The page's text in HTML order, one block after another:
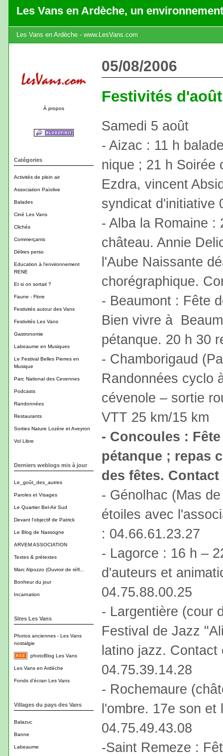
Les Vans en Ardèche, un
Les Vans en Ardèche - www.LesVans.com
À propos
Catégories
Activités de plein air
Association Païolive
Balades
Ciné Les Vans
Clichés
Commerçants
Délires perso
Education à l'environnement
RENE
Et si on sortait ?
Faune - Flore
Festivités autour des Vans
Festivités Les Vans
Gastronomie
Labeaume en Musiques
Le Festival Belles Pierres en
Musique
Parc National des Cevennes
Podcasts
Randonnées
Restaurants
Sorties Nature Lozère et Aveyron
Vol Libre
Derniers weblogs mis à jour
Le_goût_des_autres
Paroles et Visages
Le Quartier Bel-Air Sud
Devant l'objectif de Patrick
Le Blog de Nassogne
ARVEM ASSOCIATION
Textes & prétextes
Marc Alpozzo (Ouvroir de réfl...
Bonheur du jour
Incarnation
Sites Les Vans
Photos anciennes - Les Vans
nostalgie
photoBlog Les Vans
Les Vans en Ardèche
Fonds d'écran Les Vans
Villages du pays des Vans
Balazuc
Banne
Labeaume
05/08/2006
Festivités
Samedi 5 août
- Aizac : 11 h
nique ; 21 h Soirée
Ezdra, vincent
syndicat d'initiative
- Alba la Romaine :
château. Annie
l'Aube Naissante
chorégraphique.
- Beaumont : Fête
Bien vivre à
pétanque. 20 h 30
- Chamborigaud
Randonnées cyclo
cévenole – sortie
VTT 25 km/15 km
- Concoules :
pétanque ; repas
des fêtes. Contact
- Génolhac (Mas
étoiles avec
: 04.66.61.23.27
- Lagorce : 16 h –
d'auteurs et
04.75.88.00.25
- Largentière (cour
Festival de Jazz
latino jazz. Contact
04.75.39.14.28
- Rochemaure
l'ombre. 17e son et
04.75.49.43.08
-Saint Remeze :